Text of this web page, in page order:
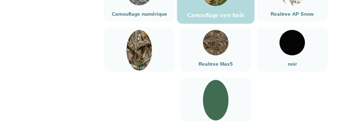
Camouflage numérique Camouflage vert forêt Realtree AP Snow
###Realtree Edge###LensCoat
Realtree Max5
###Realtree Max5###LensCoat
noir
vert